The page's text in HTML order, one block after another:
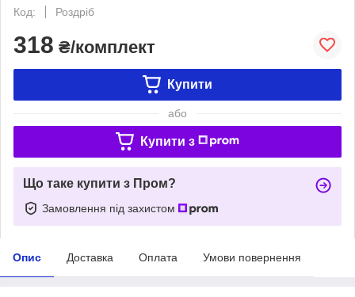
Код:
Роздріб
318 ₴/комплект
Купити
або
Купити з
Що таке купити з Пром?
Замовлення під захистом
Опис Доставка Оплата Умови повернення